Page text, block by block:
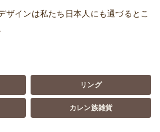
ザインは私たち日本人にも通づるとこ
リング
カレン族雑貨